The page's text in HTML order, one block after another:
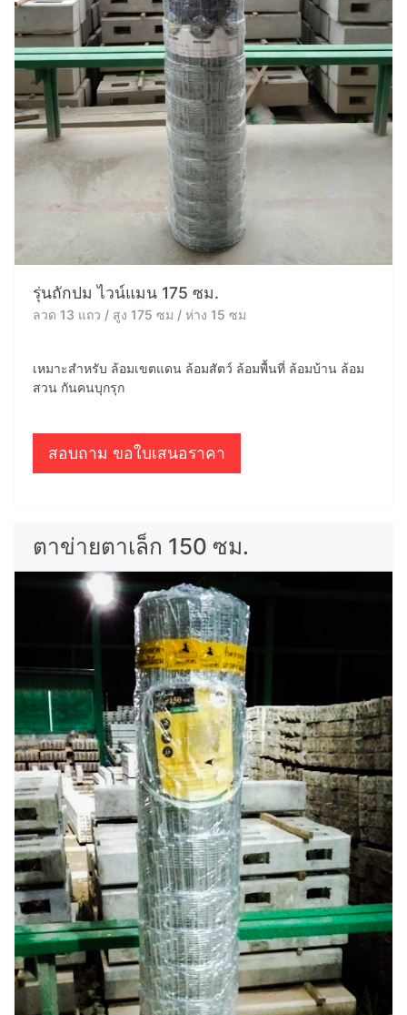
รุ่นถักปม ไวน์แมน 175 ซม.
ลวด 13 แถว / สูง 175 ซม / ห่าง 15 ซม
เหมาะสำหรับ ล้อมเขตแดน ล้อมสัตว์ ล้อมพื้นที่ ล้อมบ้าน ล้อม
สวน กันคนบุกรุก
สอบถาม ขอใบเสนอราคา
ตาข่ายตาเล็ก 150 ซม.